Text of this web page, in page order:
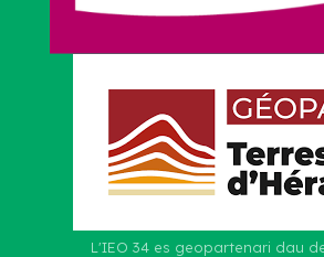
L'IEO 34 es geopartenari dau